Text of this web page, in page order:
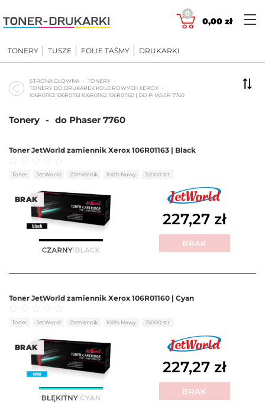
to
content
0
0,00 zł
TONERY TUSZE FOLIE TAŚMY DRUKARKI
STRONA GŁÓWNA
TONERY
TONERY DO DRUKAREK KOLOROWYCH XEROX
106R01163 106R01161 106R01162 106R01160 | DO PHASER 7760
Tonery - do Phaser 7760
BRAK
Toner JetWorld zamiennik Xerox 106R01163 | Black
Oceniono na 5
Toner JetWorld Zamiennik 100% Nowy 32000 str.
227,27 zł
BRAK
BRAK
Toner JetWorld zamiennik Xerox 106R01160 | Cyan
Oceniono na 5
Toner JetWorld Zamiennik 100% Nowy 25000 str.
227,27 zł
BRAK